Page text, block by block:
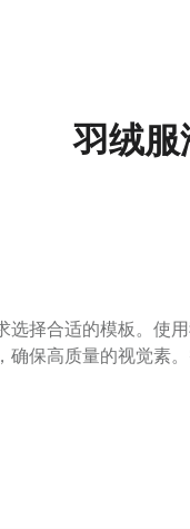
羽绒服
择合适的模板。
确保高质量的视觉
使
素